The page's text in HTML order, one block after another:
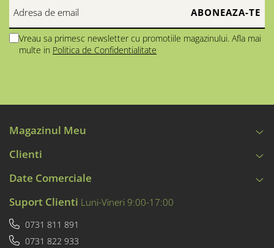
Vreau sa primesc newsletter cu promotiile magazinului. Afla mai
multe in Politica de Confidentialitate
Magazinul Meu
Clienti
Date Comerciale
Suport Clienti Luni-Vineri 9:00-17:00
0731 811 891
0731 822 933